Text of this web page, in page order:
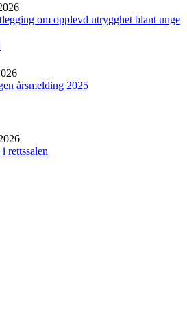
om opplevd utrygghet blant unge
årsmelding 2025
rettssalen